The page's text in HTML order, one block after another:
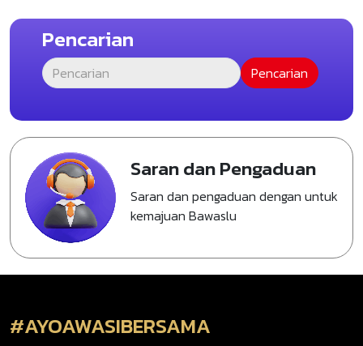
Pencarian
Saran dan Pengaduan
Saran dan pengaduan dengan untuk
kemajuan Bawaslu
#AYOAWASIBERSAMA